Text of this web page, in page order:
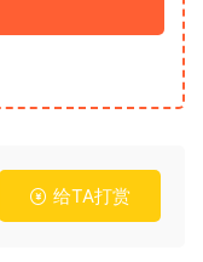
给TA打赏